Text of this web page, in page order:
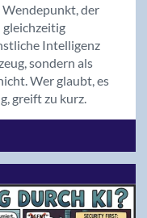
der
Intelligenz
sondern als
Wer glaubt, es
greift zu kurz.